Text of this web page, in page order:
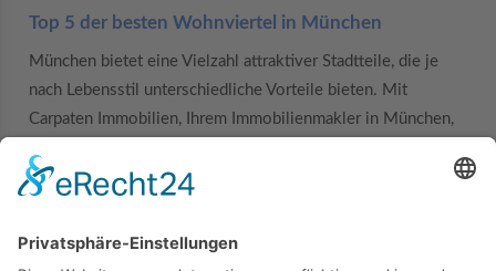
Top 5 der besten Wohnviertel in München
München bietet eine Vielzahl attraktiver Stadtteile, die je
nach Lebensstil unterschiedliche Vorteile bieten. Mit
Carpaten Immobilien, Ihrem Immobilienmakler in München,
passt. Hier sind die fünf besten Wohnviertel in München: 1.
MEHR ERFAHREN